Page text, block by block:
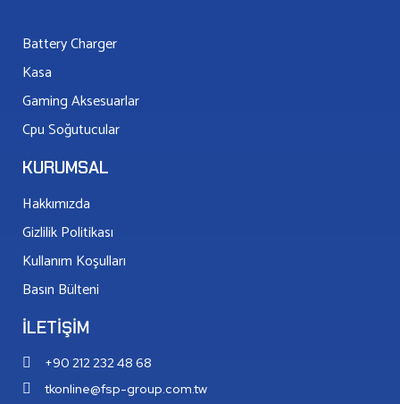
CPU Soğutucular
HAKKIMIZDA
KATALOG
X
Battery Charger
Kasa
Gaming Aksesuarlar
Cpu Soğutucular
KURUMSAL
Hakkımızda
Gizlilik Politikası
Kullanım Koşulları
Basın Bülteni
İLETIŞIM
+90 212 232 48 68
tkonline@fsp-group.com.tw